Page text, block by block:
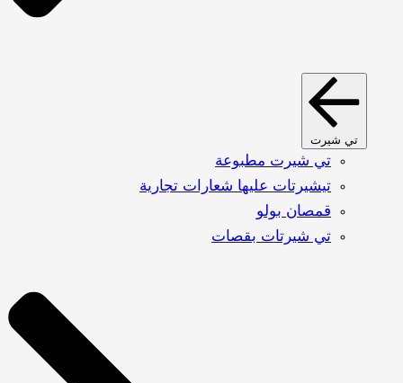
تي شيرت
تي شيرت مطبوعة
تيشيرتات عليها شعارات تجارية
قمصان بولو
تي شيرتات بقصات